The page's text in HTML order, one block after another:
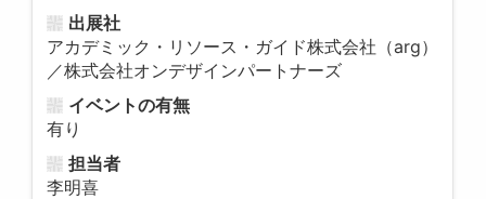
出展社
アカデミック・リソース・ガイド株式会社（arg）
／株式会社オンデザインパートナーズ
イベントの有無
有り
担当者
李明喜